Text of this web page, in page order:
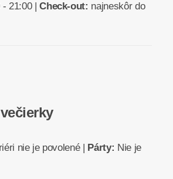
- 21:00 |Check-out: najneskôr do
nie je povolené | Párty: Nie je